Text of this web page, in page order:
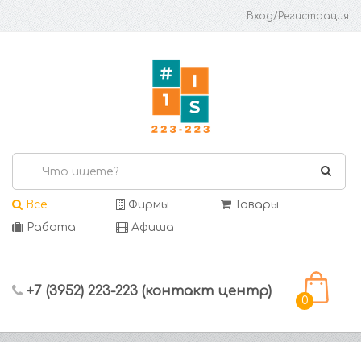
Вход/Регистрация
Все Фирмы
Товары
Работа
Афиша
+7 (3952) 223-223 (контакт центр)
0